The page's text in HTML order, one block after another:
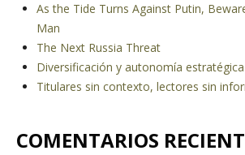
As the Tide Turns Against Putin,
Man
The Next Russia Threat
Diversificación y autonomía estratégica
Titulares sin contexto, lectores sin
COMENTARIOS